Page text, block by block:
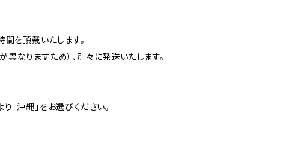
を頂戴いたします。
なりますため）、別々に発送いたします。
「沖縄」をお選びください。